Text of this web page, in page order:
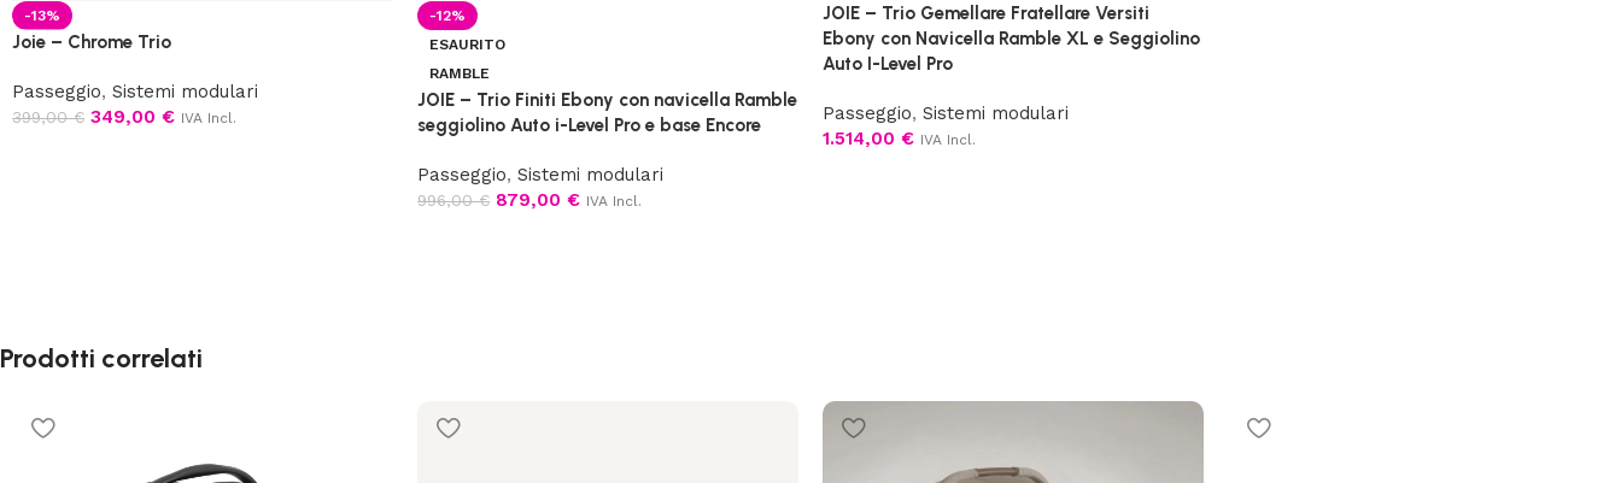
-13%
Joie – Chrome Trio
Passeggio, Sistemi modulari
399,00€ 349,00 € IVA Incl.
-12%
ESAURITO
RAMBLE
JOIE – Trio Finiti Ebony con navicella Ramble
seggiolino Auto i-Level Pro e base Encore
Passeggio, Sistemi modulari
996,00€ 879,00 € IVA Incl.
JOIE – Trio Gemellare Fratellare Versiti
Ebony con Navicella Ramble XL e Seggiolino
Auto I-Level Pro
Passeggio, Sistemi modulari
1.514,00 € IVA Incl.
Prodotti correlati